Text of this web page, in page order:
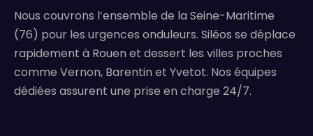
Nous couvrons l’ensemble de la Seine-Maritime
(76) pour les urgences onduleurs. Siléos se déplace
rapidement à Rouen et dessert les villes proches
comme Vernon, Barentin et Yvetot. Nos équipes
dédiées assurent une prise en charge 24/7.